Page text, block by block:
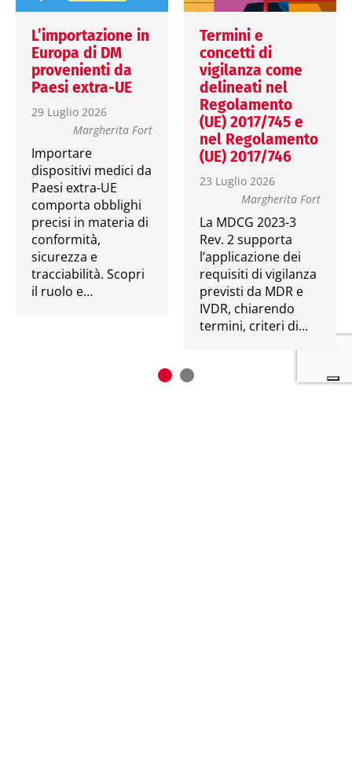
L’importazione in
Europa di DM
provenienti da
Paesi extra-UE
29 Luglio 2026
Margherita Fort
Importare
dispositivi medici da
Paesi extra-UE
comporta obblighi
precisi in materia di
conformità,
sicurezza e
tracciabilità. Scopri
il ruolo e…
Termini e
concetti di
vigilanza come
delineati nel
Regolamento
(UE) 2017/745 e
nel Regolamento
(UE) 2017/746
23 Luglio 2026
Margherita Fort
La MDCG 2023-3
Rev. 2 supporta
l’applicazione dei
requisiti di vigilanza
previsti da MDR e
IVDR, chiarendo
termini, criteri di…